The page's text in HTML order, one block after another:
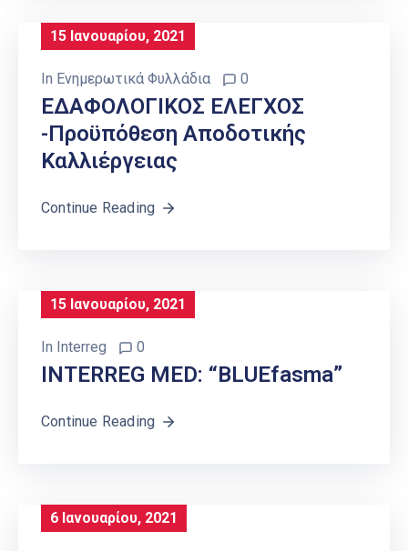
15 Ιανουαρίου, 2021
In Ενημερωτικά Φυλλάδια 0
ΕΔΑΦΟΛΟΓΙΚΟΣ ΕΛΕΓΧΟΣ
-Προϋπόθεση Αποδοτικής
Καλλιέργειας
Continue Reading
15 Ιανουαρίου, 2021
In Interreg 0
INTERREG MED: “BLUEfasma”
Continue Reading
6 Ιανουαρίου, 2021